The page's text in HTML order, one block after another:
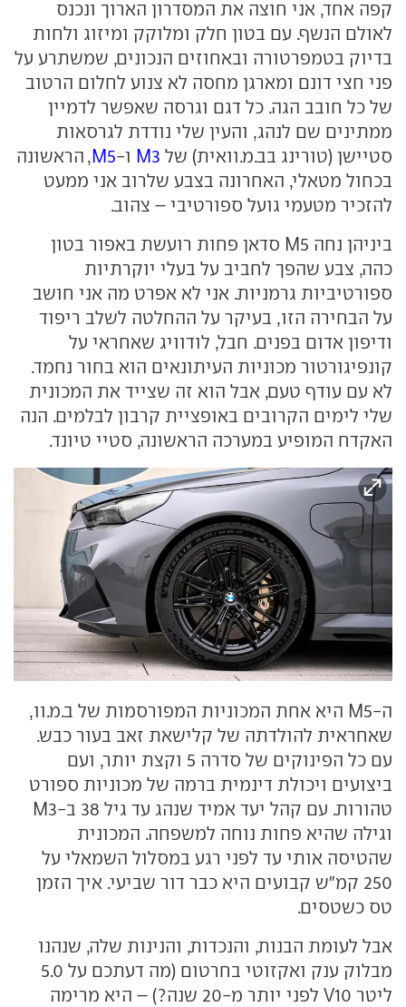
קפה אחד, אני חוצה את המסדרון הארוך ונכנס
לאולם הנשף. עם בטון חלק ומלוקק ומיזוג ולחות
בדיוק בטמפרטורה ובאחוזים הנכונים, שמשתרע על
פני חצי דונם ומארגן מחסה לא צנוע לחלום הרטוב
של כל חובב הגה. כל דגם וגרסה שאפשר לדמיין
ממתינים שם לנהג, והעין שלי נודדת לגרסאות
סטיישן (טורינג בב.מ.וואית) של M3 ו-M5, הראשונה
בכחול מטאלי, האחרונה בצבע שלרוב אני ממעט
להזכיר מטעמי גועל ספורטיבי – צהוב.
ביניהן נחה M5 סדאן פחות רועשת באפור בטון
כהה, צבע שהפך לחביב על בעלי יוקרתיות
ספורטיביות גרמניות. אני לא אפרט מה אני חושב
על הבחירה הזו, בעיקר על ההחלטה לשלב ריפוד
ודיפון אדום בפנים. חבל, לודוויג שאחראי על
קונפיגורטור מכוניות העיתונאים הוא בחור נחמד.
לא עם עודף טעם, אבל הוא זה שצייד את המכונית
שלי לימים הקרובים באופציית קרבון לבלמים. הנה
האקדח המופיע במערכה הראשונה, סטיי טיונד.
ה-M5 היא אחת המכוניות המפורסמות של ב.מ.וו,
שאחראית להולדתה של קלישאת זאב בעור כבש.
עם כל הפינוקים של סדרה 5 וקצת יותר, ועם
ביצועים ויכולת דינמית ברמה של מכוניות ספורט
טהורות. עם קהל יעד אמיד שנהג עד גיל 38 ב-M3
וגילה שהיא פחות נוחה למשפחה. המכונית
שהטיסה אותי עד לפני רגע במסלול השמאלי על
250 קמ"ש קבועים היא כבר דור שביעי. איך הזמן
טס כשטסים.
אבל לעומת הבנות, והנכדות, והנינות שלה, שנהנו
מבלוק ענק ואקזוטי בחרטום (מה דעתכם על 5.0
ליטר V10 לפני יותר מ-20 שנה?) – היא מרימה